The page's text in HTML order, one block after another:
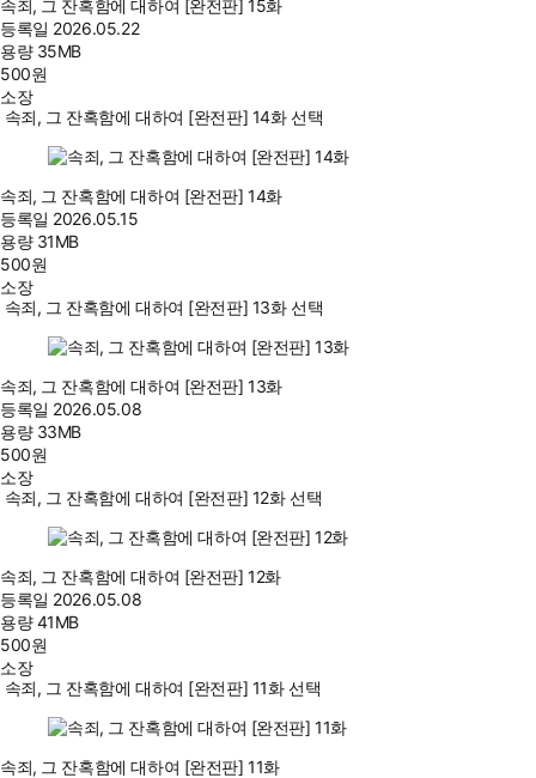
속죄, 그 잔혹함에 대하여 [완전판] 15화
등록일 2026.05.22
용량 35MB
500원
소장
속죄, 그 잔혹함에 대하여 [완전판] 14화 선택
속죄, 그 잔혹함에 대하여 [완전판] 14화
등록일 2026.05.15
용량 31MB
500원
소장
속죄, 그 잔혹함에 대하여 [완전판] 13화 선택
속죄, 그 잔혹함에 대하여 [완전판] 13화
등록일 2026.05.08
용량 33MB
500원
소장
속죄, 그 잔혹함에 대하여 [완전판] 12화 선택
속죄, 그 잔혹함에 대하여 [완전판] 12화
등록일 2026.05.08
용량41MB
500원
소장
속죄, 그 잔혹함에 대하여 [완전판] 11화 선택
속죄, 그 잔혹함에 대하여 [완전판] 11화